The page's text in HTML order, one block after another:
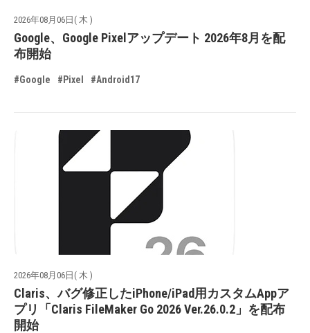
2026年08月06日( 木 )
Google、Google Pixelアップデート 2026年8月を配
布開始
#Google #Pixel #Android17
2026年08月06日( 木 )
Claris、バグ修正したiPhone/iPad用カスタムAppア
プリ「Claris FileMaker Go 2026 Ver.26.0.2」を配布
開始